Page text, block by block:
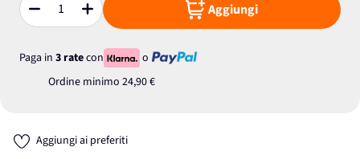
Quantità Aggiungi
Paga in 3 ratecon
o
Ordine minimo 24,90 €
Aggiungi ai preferiti